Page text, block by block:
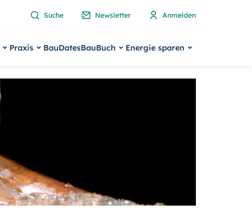
Suche Newsletter Anmelden
Praxis BauDatesBauBuch Energie sparen